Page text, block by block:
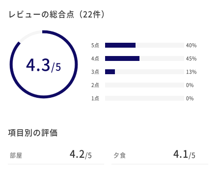
レビューの総合点 （22件）
4.3/5
5点 40%
4点
45%
3点
13%
2点
0%
1点
0%
項目別の評価
部屋 4.2/5 夕食 4.1/5